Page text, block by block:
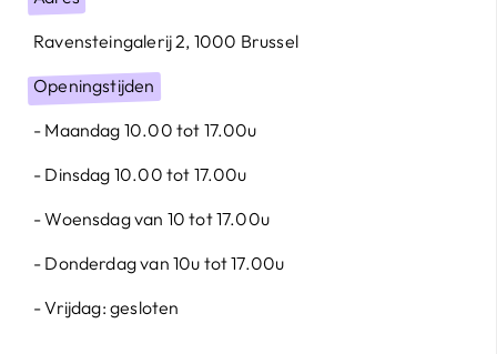
Ravensteingalerij 2, 1000 Brussel
Openingstijden
- Maandag 10.00 tot 17.00u
- Dinsdag 10.00 tot 17.00u
- Woensdag van 10 tot 17.00u
- Donderdag van 10u tot 17.00u
- Vrijdag: gesloten